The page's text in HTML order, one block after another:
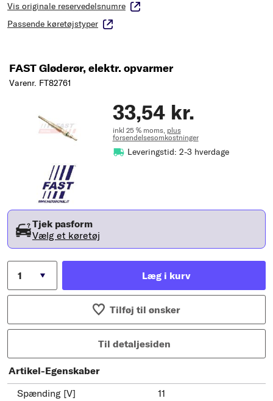
Vis originale reservedelsnumre
Passende køretøjstyper
FAST Gløderør, elektr. opvarmer
Varenr. FT82761
33,54 kr.
inkl 25 % moms, plus
forsendelsesomkostninger
Leveringstid: 2-3 hverdage
Tjek pasform
Vælg et køretøj
Læg i kurv
Tilføj til ønsker
Til detaljesiden
Artikel-Egenskaber
Spænding [V]
11